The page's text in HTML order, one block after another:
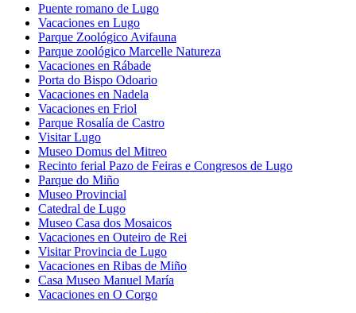
Puente romano de Lugo
Vacaciones en Lugo
Parque Zoológico Avifauna
Parque zoológico Marcelle Natureza
Vacaciones en Rábade
Porta do Bispo Odoario
Vacaciones en Nadela
Vacaciones en Friol
Parque Rosalía de Castro
Visitar Lugo
Museo Domus del Mitreo
Recinto ferial Pazo de Feiras e Congresos de Lugo
Parque do Miño
Museo Provincial
Catedral de Lugo
Museo Casa dos Mosaicos
Vacaciones en Outeiro de Rei
Visitar Provincia de Lugo
Vacaciones en Ribas de Miño
Casa Museo Manuel María
Vacaciones en O Corgo